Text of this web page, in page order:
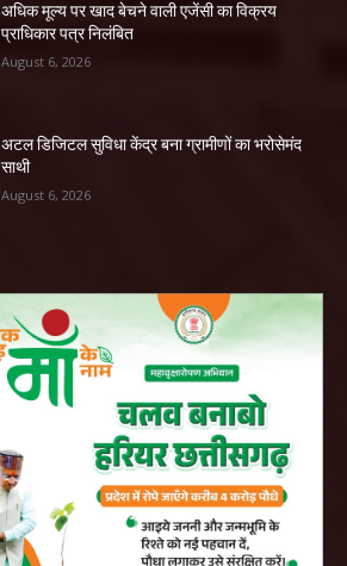
अधिक मूल्य पर खाद बेचने वाली एजेंसी का विक्रय
प्राधिकार पत्र निलंबित
August 6, 2026
अटल डिजिटल सुविधा केंद्र बना ग्रामीणों का भरोसेमंद
साथी
August 6, 2026